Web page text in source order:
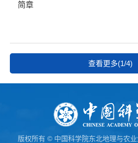
简章
查看更多(1/4)
版权所有 © 中国科学院东北地理与农